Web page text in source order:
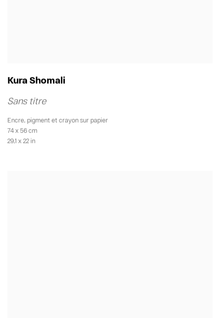
Kura Shomali
Sans titre
Encre, pigment et crayon sur papier
74 x 56 cm
29,1 x 22 in